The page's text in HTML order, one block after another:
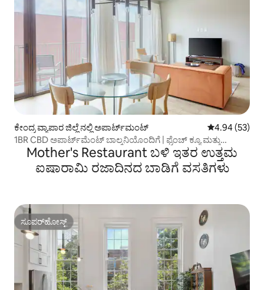
ಕೇಂದ್ರ ವ್ಯಾಪಾರ ಜಿಲ್ಲೆ ನಲ್ಲಿ ಅಪಾರ್ಟ್‌ಮಂಟ್ 5 ರಲ್ಲಿ 4.94
4.94 (53)
1BR CBD ಅಪಾರ್ಟ್‌ಮೆಂಟ್‌ ಬಾಲ್ಕನಿಯೊಂದಿಗೆ | ಫ್ರೆಂಚ್ ಕ್ಯೂ ಮತ್ತು
ಸೂಪರ್‌ಡಿಗೆ ನಡಿಗೆ
Mother's Restaurant ಬಳಿ ಇತರ ಉತ್ತಮ
ಐಷಾರಾಮಿ ರಜಾದಿನದ ಬಾಡಿಗೆ ವಸತಿಗಳು
ಸೂಪರ್‌ಹೋಸ್ಟ್
ಸೂಪರ್‌ಹೋಸ್ಟ್